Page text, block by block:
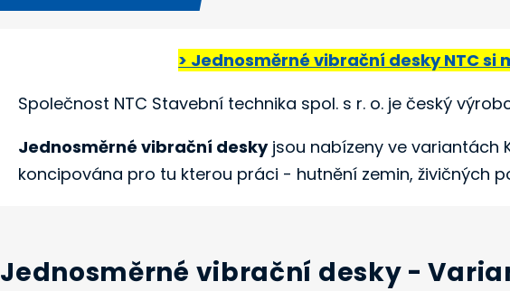
> Jednosměrné vibrační desky NTC
Společnost NTC Stavební technika spol. s r. o. je český
Jednosměrné vibrační deskyjsou nabízeny ve variantách
koncipována pro tu kterou práci - hutnění zemin, živičných
Jednosměrné vibrační desky -